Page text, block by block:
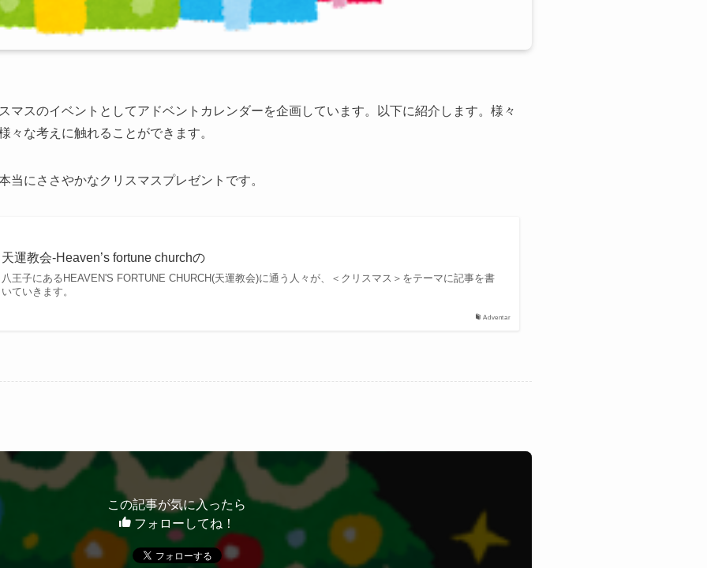
マスのイベントとしてアドベントカレンダーを企画しています。以下に紹介します。様々
々な考えに触れることができます。
当にささやかなクリスマスプレゼントです。
Adventar
天運教会-Heaven’s fortune churchの
八王子にあるHEAVEN'S FORTUNE CHURCH(天運教会)に通う人々が、＜クリスマス＞をテーマに記事を書
いていきます。
この記事が気に入ったら
フォローしてね！